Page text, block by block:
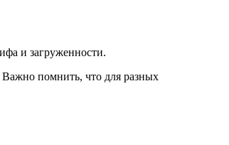
и загруженности.
Важно помнить, что для разных